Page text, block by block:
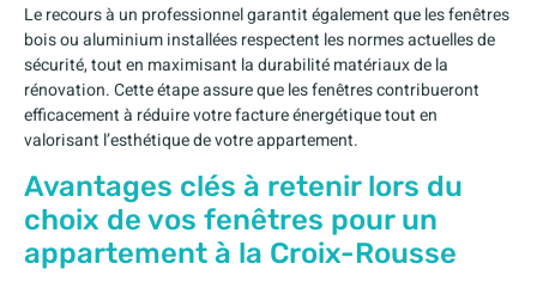
Le recours à un professionnel garantit également que les fenêtres
bois ou aluminium installées respectent les normes actuelles de
sécurité, tout en maximisant la durabilité matériaux de la
rénovation. Cette étape assure que les fenêtres contribueront
efficacement à réduire votre facture énergétique tout en
valorisant l’esthétique de votre appartement.
Avantages clés à retenir lors du
choix de vos fenêtres pour un
appartement à la Croix-Rousse